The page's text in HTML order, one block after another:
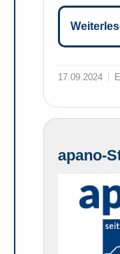
17.09.2024
apano-